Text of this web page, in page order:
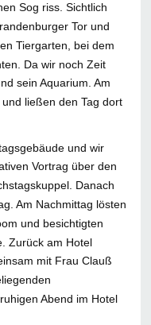
Sog riss. Sichtlich
Tor und
Tiergarten, bei dem
Da wir noch Zeit
sein Aquarium. Am
ließen den Tag dort
und wir
Vortrag über den
Danach
Am Nachmittag lösten
und besichtigten
Zurück am Hotel
mit Frau Clauß
Abend im Hotel